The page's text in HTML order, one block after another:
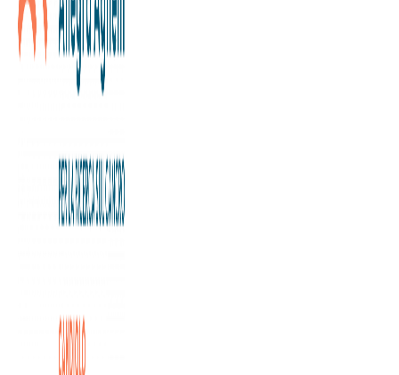
Ecco il “Buongiorno” de La Stampa Torino dedicato al
L'articolo completo è disponibile a
Altri articoli